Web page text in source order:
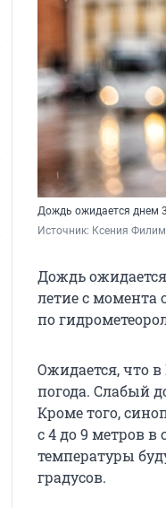
Дождь ожидается днем
Источник: Ксения
Дождь
летие с момента
по
Ожидается, что
погода. Слабый
Кроме того,
с 4 до 9 метров
температуры
градусов.